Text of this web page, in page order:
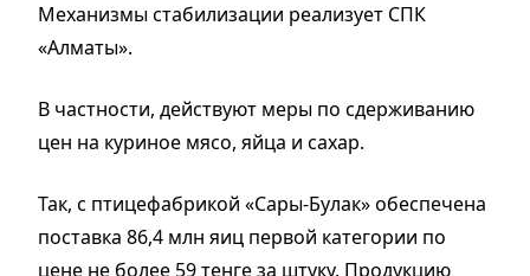
Механизмы стабилизации реализует СПК
«Алматы».
В частности, действуют меры по сдерживанию
цен на куриное мясо, яйца и сахар.
Так, с птицефабрикой «Сары-Булак» обеспечена
поставка 86,4 млн яиц первой категории по
цене не более 59 тенге за штуку. Продукцию